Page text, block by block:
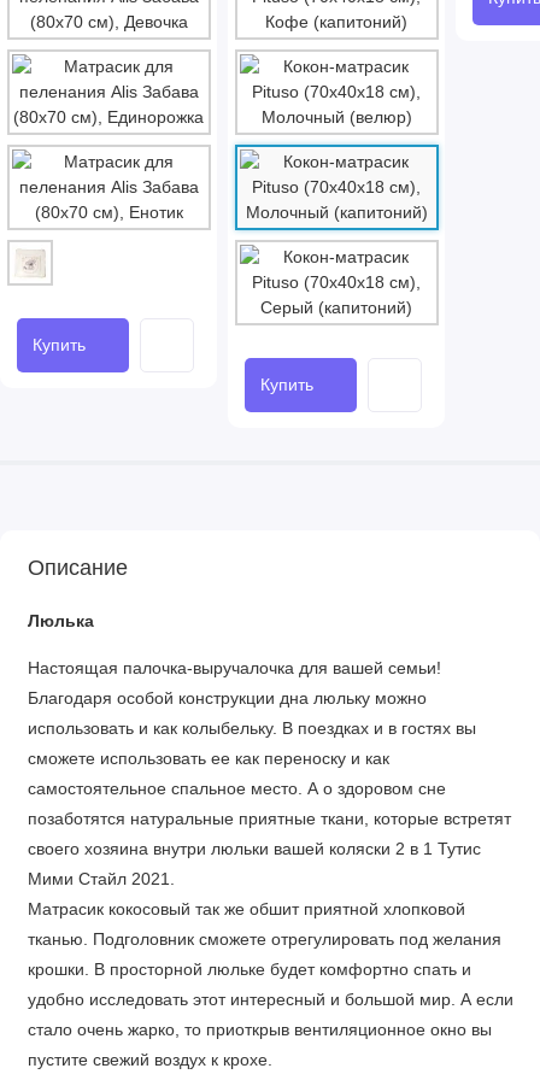
Купить
Купить
Описание
Люлька
Настоящая палочка-выручалочка для вашей семьи!
Благодаря особой конструкции дна люльку можно
использовать и как колыбельку. В поездках и в гостях вы
сможете использовать ее как переноску и как
самостоятельное спальное место. А о здоровом сне
позаботятся натуральные приятные ткани, которые встретят
своего хозяина внутри люльки вашей коляски 2 в 1 Тутис
Мими Стайл 2021.
Матрасик кокосовый так же обшит приятной хлопковой
тканью. Подголовник сможете отрегулировать под желания
крошки. В просторной люльке будет комфортно спать и
удобно исследовать этот интересный и большой мир. А если
стало очень жарко, то приоткрыв вентиляционное окно вы
пустите свежий воздух к крохе.